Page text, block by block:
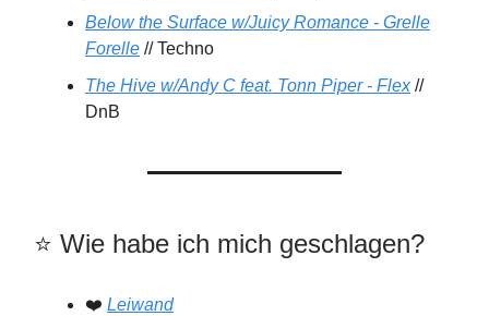
Below the Surface w/Juicy Romance - Grelle
Forelle // Techno
The Hive w/Andy C feat. Tonn Piper - Flex//
DnB
⭐️️ Wie habe ich mich geschlagen?
❤️ Leiwand